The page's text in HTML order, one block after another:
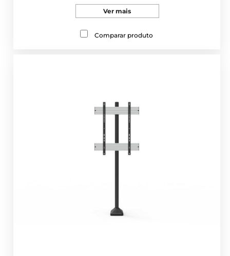
Ver mais
Comparar produto